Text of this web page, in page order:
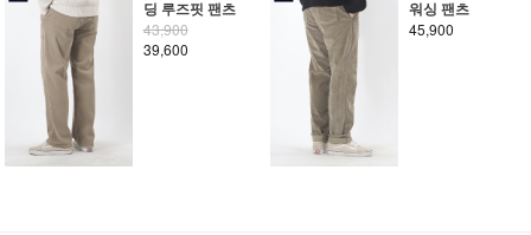
딩 루즈핏 팬츠
43,900
39,600
워싱 팬츠
45,900